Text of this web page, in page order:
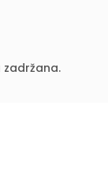
zadržana.